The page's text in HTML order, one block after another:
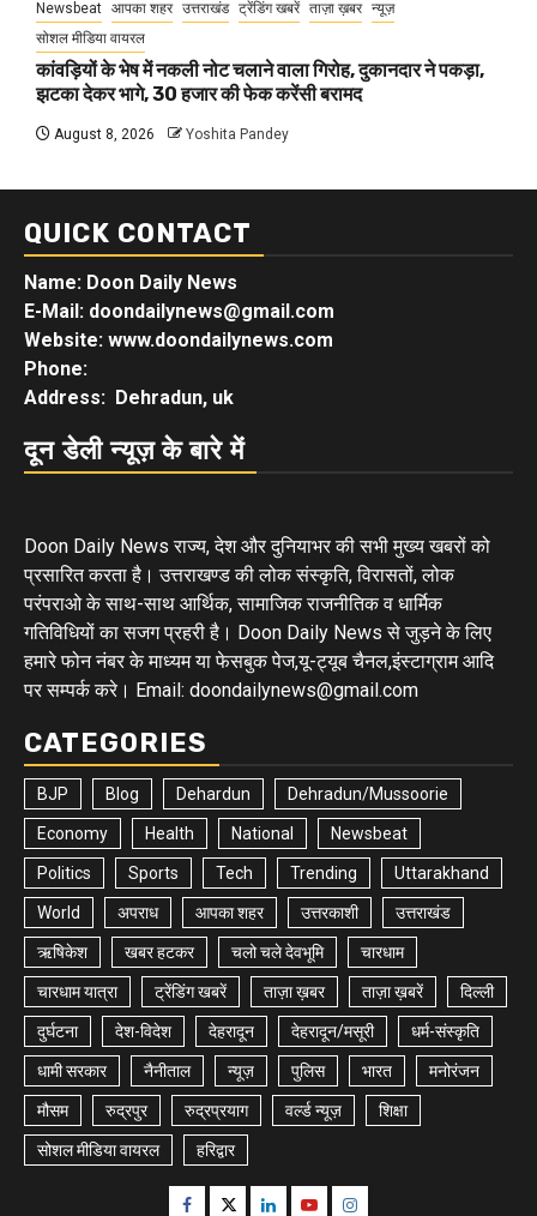
Newsbeat आपका शहर उत्तराखंड ट्रेंडिंग खबरें ताज़ा ख़बर न्यूज़
सोशल मीडिया वायरल
कांवड़ियों के भेष में नकली नोट चलाने वाला गिरोह, दुकानदार ने पकड़ा,
झटका देकर भागे, 30 हजार की फेक करेंसी बरामद
August 8, 2026 Yoshita Pandey
QUICK CONTACT
Name: Doon Daily News
E-Mail: doondailynews@gmail.com
Website: www.doondailynews.com
Phone:
Address: Dehradun, uk
दून डेली न्यूज़ के बारे में
Doon Daily News राज्य, देश और दुनियाभर की सभी मुख्य खबरों को
प्रसारित करता है। उत्तराखण्ड की लोक संस्कृति, विरासतों, लोक
परंपराओ के साथ-साथ आर्थिक, सामाजिक राजनीतिक व धार्मिक
गतिविधियों का सजग प्रहरी है। Doon Daily News से जुड़ने के लिए
हमारे फोन नंबर के माध्यम या फेसबुक पेज,यू-ट्यूब चैनल,इंस्टाग्राम आदि
पर सम्पर्क करे। Email: doondailynews@gmail.com
CATEGORIES
BJP Blog Dehardun Dehradun/Mussoorie
Economy Health National Newsbeat
Politics Sports Tech Trending Uttarakhand
World अपराध आपका शहर उत्तरकाशी उत्तराखंड
ऋषिकेश खबर हटकर चलो चले देवभूमि चारधाम
चारधाम यात्रा ट्रेंडिंग खबरें ताज़ा ख़बर ताज़ा ख़बरें दिल्ली
दुर्घटना देश-विदेश देहरादून देहरादून/मसूरी धर्म-संस्कृति
धामी सरकार नैनीताल न्यूज़ पुलिस भारत मनोरंजन
मौसम रुद्रपुर रुद्रप्रयाग वर्ल्ड न्यूज़ शिक्षा
सोशल मीडिया वायरल हरिद्वार
Facebook
TwitterLinkedinYoutubeInstagram